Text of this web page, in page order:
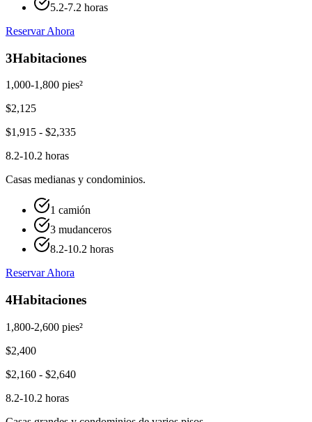
5.2-7.2 horas
Reservar Ahora
3Habitaciones
1,000-1,800 pies²
$2,125
$1,915 - $2,335
8.2-10.2 horas
Casas medianas y condominios.
1 camión
3 mudanceros
8.2-10.2 horas
Reservar Ahora
4Habitaciones
1,800-2,600 pies²
$2,400
$2,160 - $2,640
8.2-10.2 horas